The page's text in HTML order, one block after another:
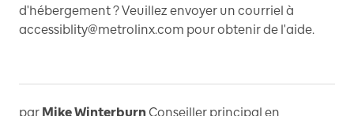
d'hébergement ? Veuillez envoyer un courriel à
accessiblity@metrolinx.com pour obtenir de l'aide.
par Mike Winterburn Conseiller principal en